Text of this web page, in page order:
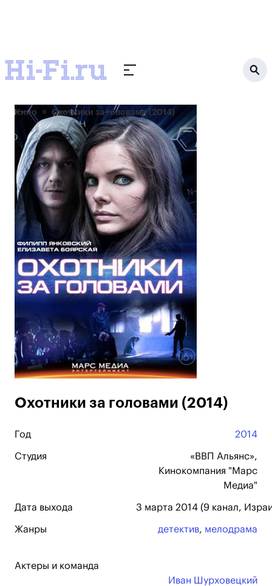
Кино Охотники за головами (2014)
Охотники за головами (2014)
Год 2014
Студия
«ВВП Альянс»,
Кинокомпания "Марс
Медиа"
Дата выхода 3 марта 2014 (9 канал,
Жанры детектив, мелодрама
Актеры и команда
Иван Шурховецкий